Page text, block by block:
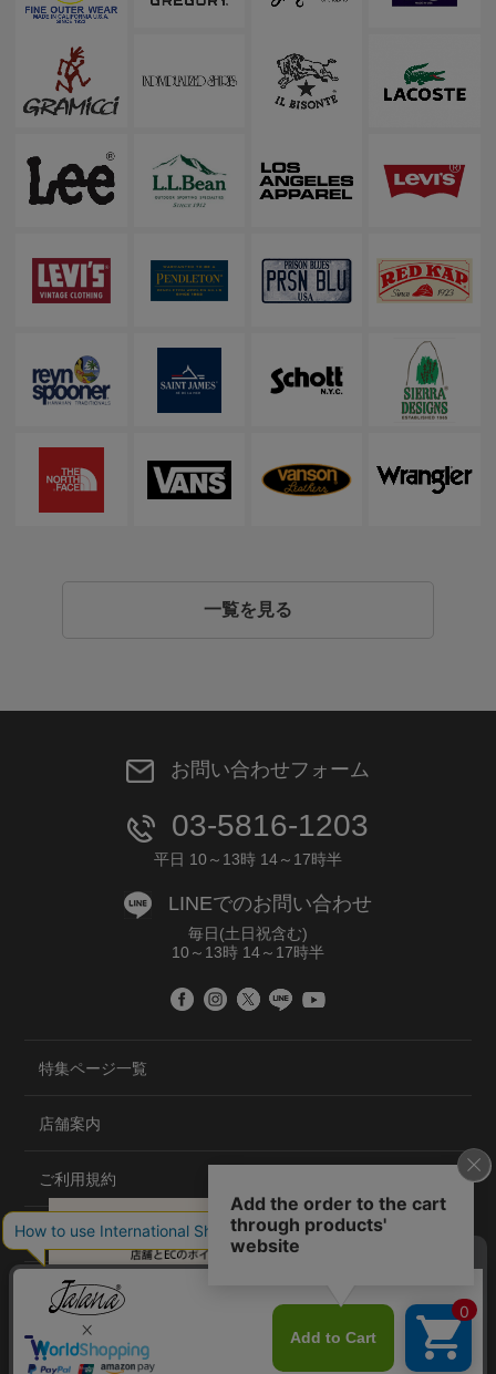
一覧を見る
お問い合わせフォーム
03-5816-1203
平日 10～13時 14～17時半
LINEでのお問い合わせ
毎日(土日祝含む)
10～13時 14～17時半
特集ページ一覧
店舗案内
ご利用規約
プライバシーポリシー
特定商取引法について
会社概要